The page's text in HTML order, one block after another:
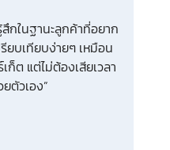
กในฐานะลูกค้าที่อยาก
ยบเทียบง่ายๆ เหมือน
ก็ต แต่ไม่ต้องเสียเวลา
ตัวเอง”